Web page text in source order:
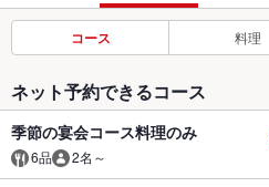
コース 料理
ネット予約できるコース
季節の宴会コース料理のみ
6品 2名～